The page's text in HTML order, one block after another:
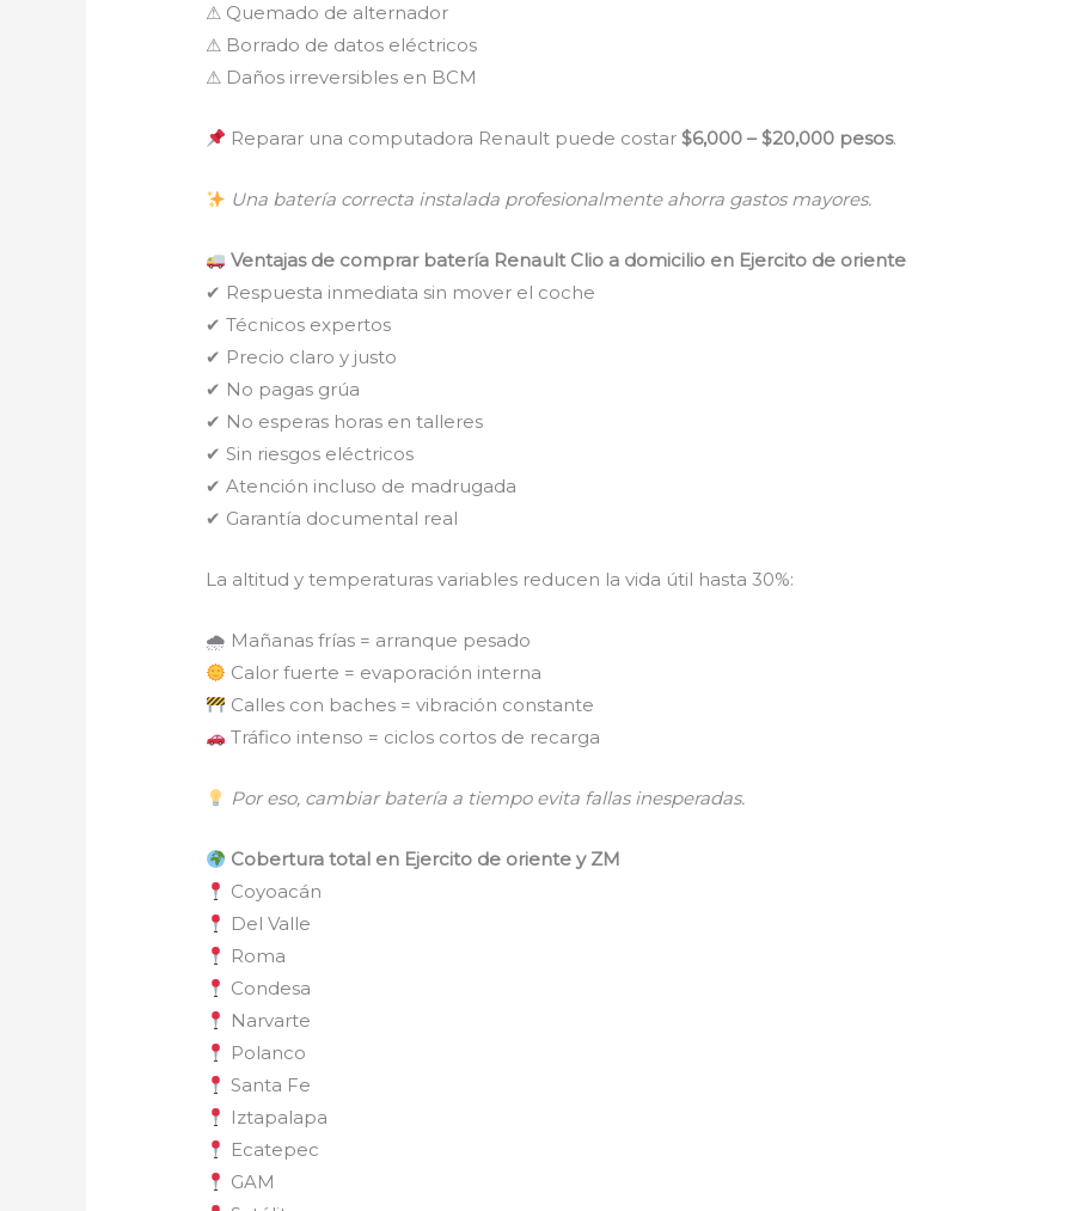
⚠ Quemado de alternador
⚠ Borrado de datos eléctricos
⚠ Daños irreversibles en BCM
Reparar una computadora Renault puede costar$6,000 – $20,000 pesos.
Una batería correcta instalada profesionalmente ahorra gastos mayores.
Ventajas de comprar batería Renault Clio a domicilio en Ejercito de oriente
✔ Respuesta inmediata sin mover el coche
✔ Técnicos expertos
✔ Precio claro y justo
✔ No pagas grúa
✔ No esperas horas en talleres
✔ Sin riesgos eléctricos
✔ Atención incluso de madrugada
✔ Garantía documental real
La altitud y temperaturas variables reducen la vida útil hasta 30%:
🌧 Mañanas frías = arranque pesado
Calor fuerte = evaporación interna
Calles con baches = vibración constante
Tráfico intenso = ciclos cortos de recarga
Por eso, cambiar batería a tiempo evita fallas inesperadas.
Cobertura total en Ejercito de oriente y ZM
Coyoacán
Del Valle
Roma
Condesa
Narvarte
Polanco
Santa Fe
Iztapalapa
Ecatepec
GAM